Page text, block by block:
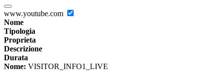
www.youtube.com
Nome
Tipologia
Proprieta
Descrizione
Durata
Nome: VISITOR_INFO1_LIVE